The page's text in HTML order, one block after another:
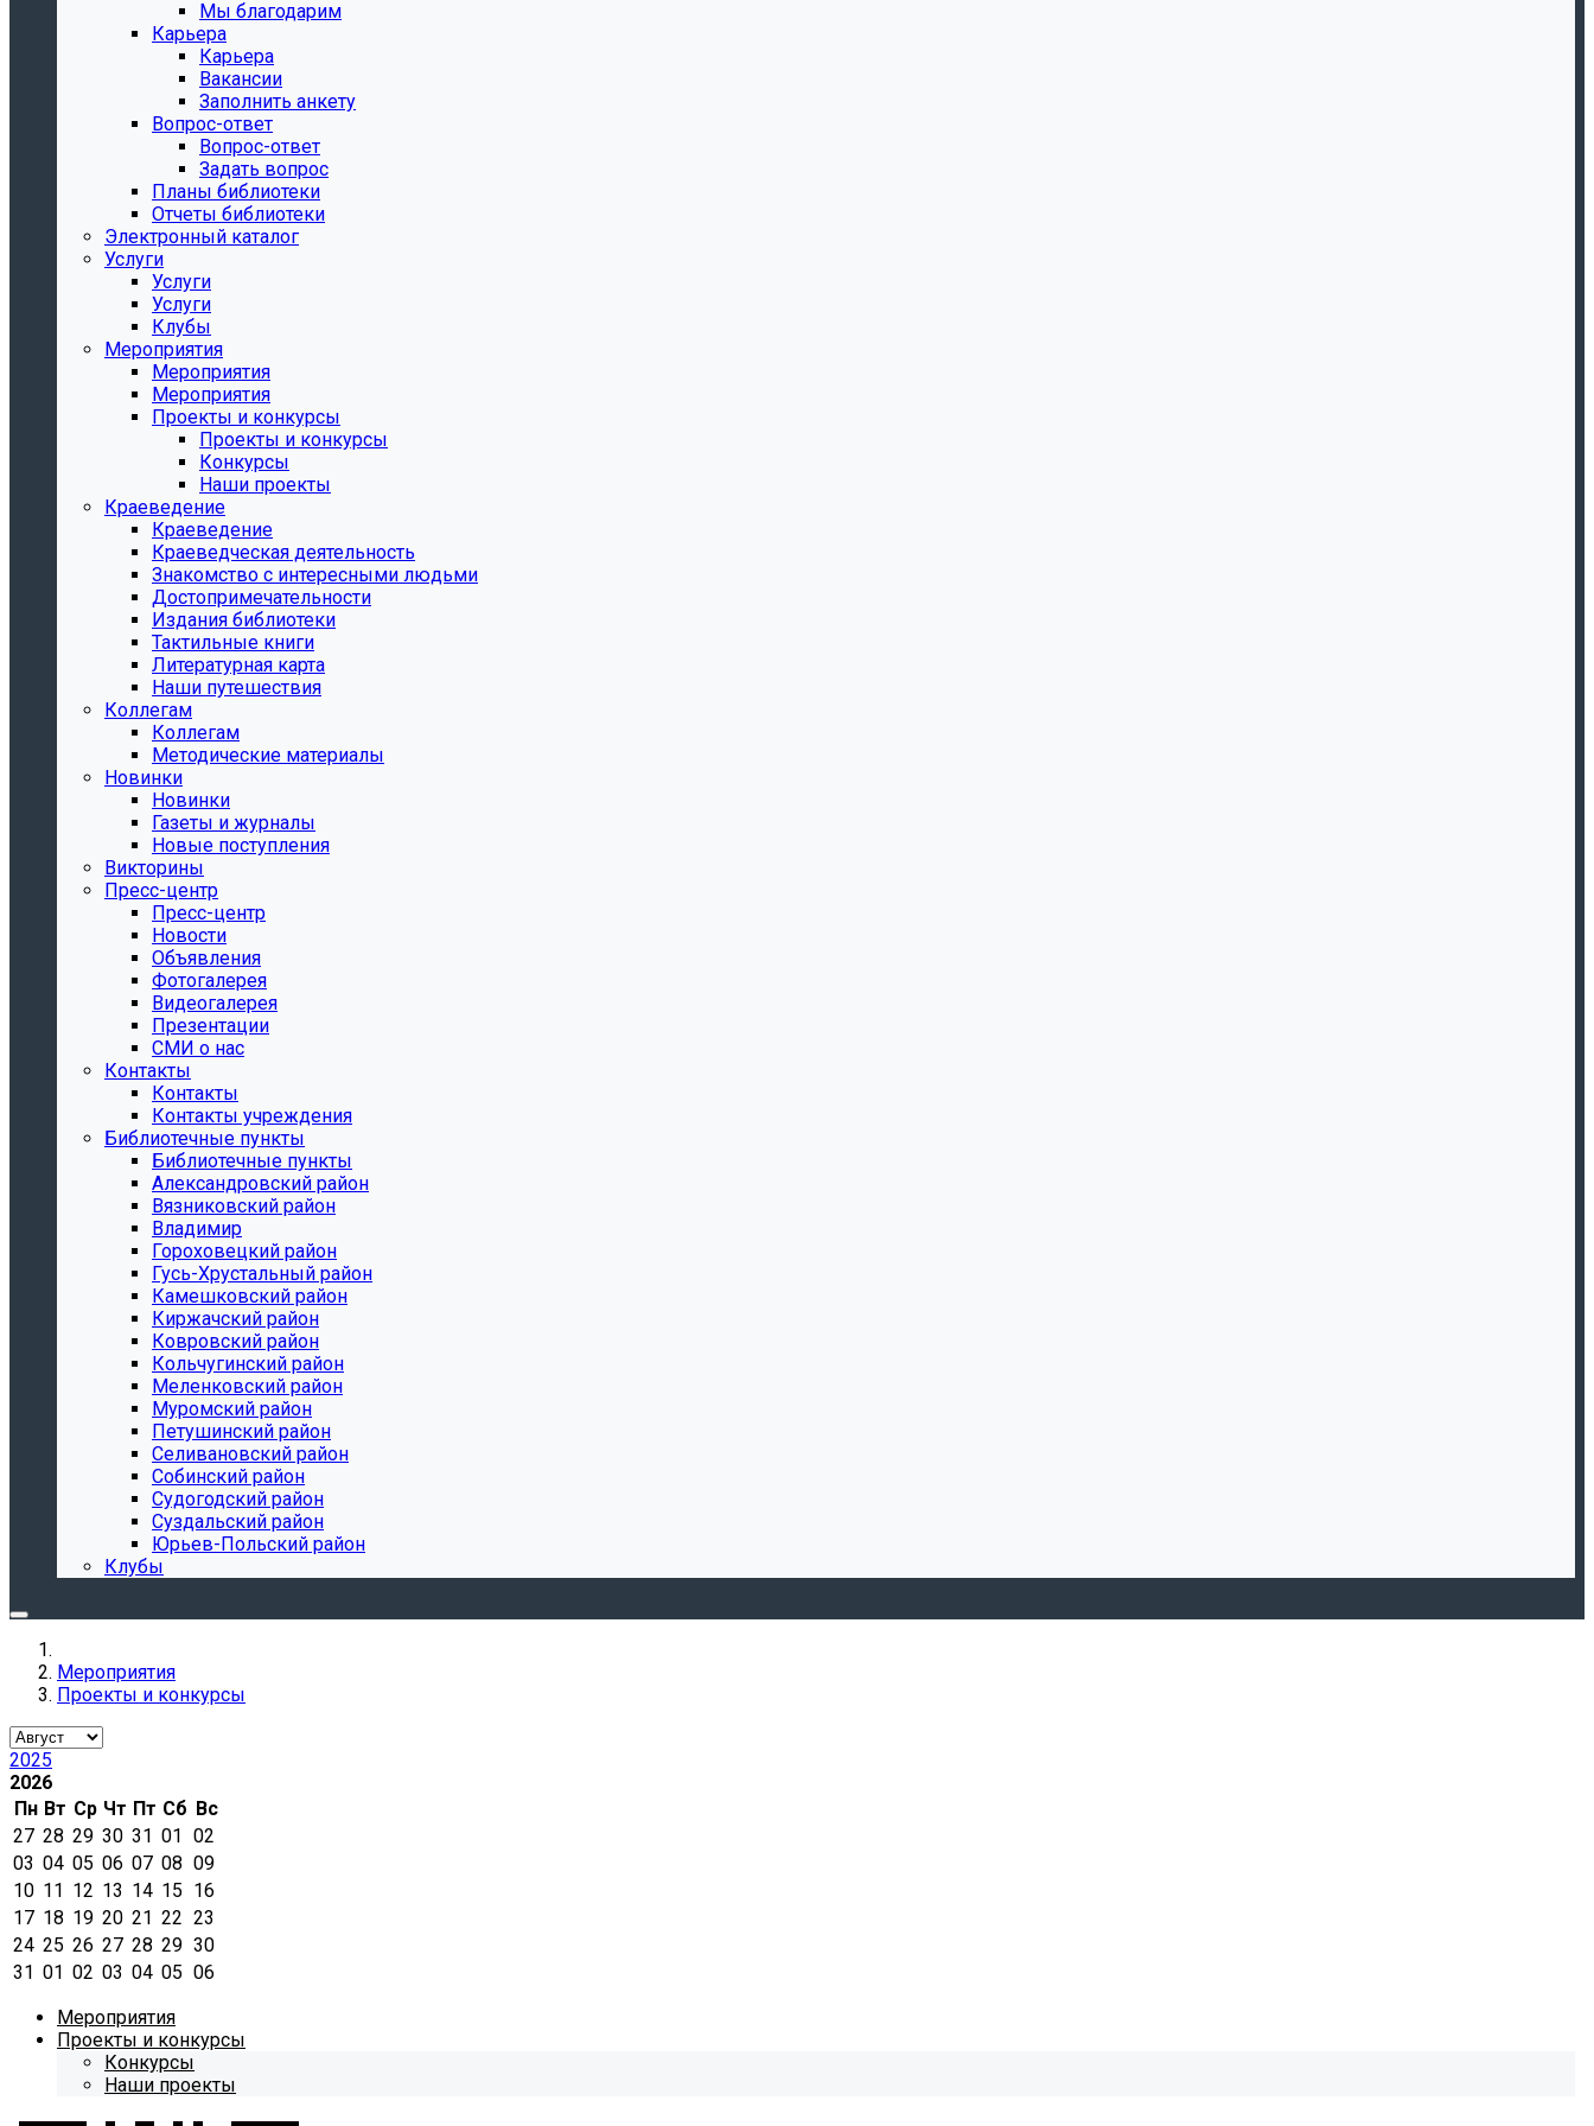
Мы благодарим
Карьера
Карьера
Вакансии
Заполнить анкету
Вопрос-ответ
Вопрос-ответ
Задать вопрос
Планы библиотеки
Отчеты библиотеки
Электронный каталог
Услуги
Услуги
Услуги
Клубы
Мероприятия
Мероприятия
Мероприятия
Проекты и конкурсы
Проекты и конкурсы
Конкурсы
Наши проекты
Краеведение
Краеведение
Краеведческая деятельность
Знакомство с интересными людьми
Достопримечательности
Издания библиотеки
Тактильные книги
Литературная карта
Наши путешествия
Коллегам
Коллегам
Методические материалы
Новинки
Новинки
Газеты и журналы
Новые поступления
Викторины
Пресс-центр
Пресс-центр
Новости
Объявления
Фотогалерея
Видеогалерея
Презентации
СМИ о нас
Контакты
Контакты
Контакты учреждения
Библиотечные пункты
Библиотечные пункты
Александровский район
Вязниковский район
Владимир
Гороховецкий район
Гусь-Хрустальный район
Камешковский район
Киржачский район
Ковровский район
Кольчугинский район
Меленковский район
Муромский район
Петушинский район
Селивановский район
Собинский район
Судогодский район
Суздальский район
Юрьев-Польский район
Клубы
Мероприятия
Проекты и конкурсы
2025
2026
Пн Вт Ср Чт Пт Сб Вс
27 28 29 30 31 01 02
03 04 05 06 07 08 09
10 11 12 13 14 15 16
17 18 19 20 21 22 23
24 25 26 27 28 29 30
31 01 02 03 04 05 06
Мероприятия
Проекты и конкурсы
Конкурсы
Наши проекты